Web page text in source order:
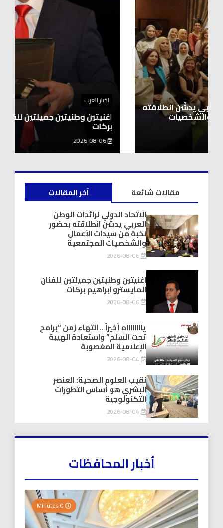
اخبار العرب
اغنيتين وطنيتين جميلتين للفنان المايسترو ابراهيم
بركات
آخر المقالات
مقالات شائعة
الاتحاد الدولي لرائدات الوطن
العربي يدشّن انطلاقته بحضور
نخبة من سيدات الأعمال
والشخصيات المجتمعية
2026-08-06
اغنيتين وطنيتين جميلتين للفنان
المايسترو ابراهيم بركات
2026-08-06
يااااااااه أخيراً .. انتهاء زمن “برامج
تحت السلم” واستعادة الهيبة
الإعلامية المغصوبة
2026-08-04
نقيب العلوم الصحية: العنصر
البشري هو أساس التطورات
التكنولوجية
2026-08-04
أخبار المحافظات